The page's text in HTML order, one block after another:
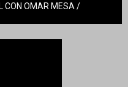
CON OMAR MESA /